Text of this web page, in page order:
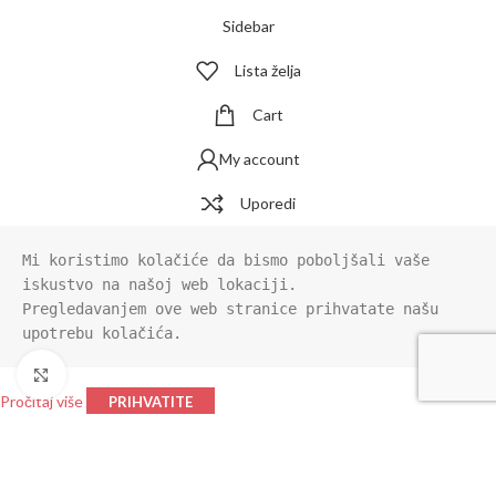
Sidebar
Lista želja
Cart
My account
Uporedi
Mi koristimo kolačiće da bismo poboljšali vaše
iskustvo na našoj web lokaciji.
Pregledavanjem ove web stranice prihvatate našu
upotrebu kolačića.
Pročitaj više PRIHVATITE